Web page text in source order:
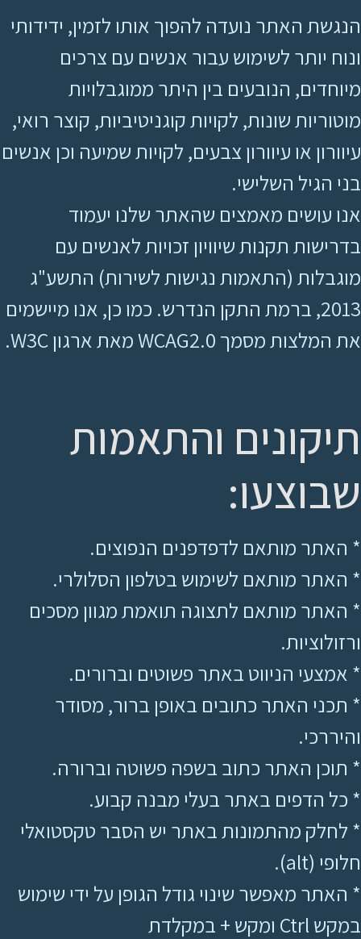
הנגשת האתר נועדה להפוך אותו לזמין, ידידותי
ונוח יותר לשימוש עבור אנשים עם צרכים
מיוחדים, הנובעים בין היתר ממוגבלויות
מוטוריות שונות, לקויות קוגניטיביות, קוצר רואי,
עיוורון או עיוורון צבעים, לקויות שמיעה וכן אנשים
בני הגיל השלישי.
אנו עושים מאמצים שהאתר שלנו יעמוד
בדרישות תקנות שיוויון זכויות לאנשים עם
מוגבלות (התאמות נגישות לשירות) התשע"ג
2013, ברמת התקן הנדרש. כמו כן, אנו מיישמים
את המלצות מסמך WCAG2.0 מאת ארגון W3C.
תיקונים והתאמות
שבוצעו:
* האתר מותאם לדפדפנים הנפוצים.
* האתר מותאם לשימוש בטלפון הסלולרי.
* האתר מותאם לתצוגה תואמת מגוון מסכים
ורזולוציות.
* אמצעי הניווט באתר פשוטים וברורים.
* תכני האתר כתובים באופן ברור, מסודר
והיררכי.
* תוכן האתר כתוב בשפה פשוטה וברורה.
* כל הדפים באתר בעלי מבנה קבוע.
* לחלק מהתמונות באתר יש הסבר טקסטואלי
חלופי (alt).
* האתר מאפשר שינוי גודל הגופן על ידי שימוש
במקש Ctrl ומקש + במקלדת